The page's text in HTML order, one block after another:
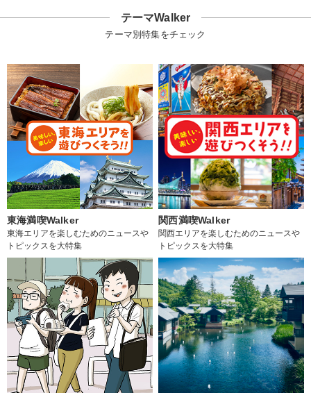
テーマWalker
テーマ別特集をチェック
東海満喫Walker
東海エリアを楽しむためのニュースや
トピックスを大特集
関西満喫Walker
関西エリアを楽しむためのニュースや
トピックスを大特集